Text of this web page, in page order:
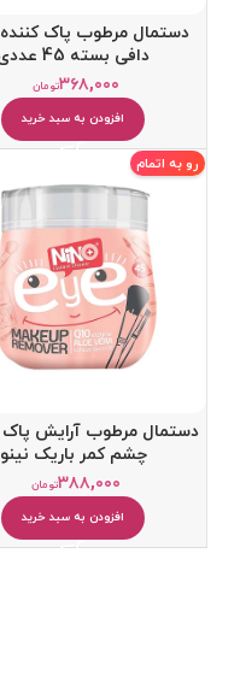
دستمال مرطوب پاک
دافی بسته 45 عددی
تومان۳۶۸,۰۰۰
افزودن به سبد خرید
رو به اتمام
دستمال مرطوب آرايش پاک
چشم کمر باريک نینو
تومان۳۸۸,۰۰۰
افزودن به سبد خرید